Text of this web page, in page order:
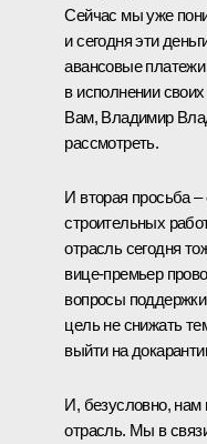
Сейчас мы уже
и сегодня эти
авансовые
в исполнении
Вам, Владимир
рассмотреть.
И вторая просьба
строительных
отрасль сегодня
вице-премьер
вопросы
цель не снижать
выйти на
И, безусловно,
отрасль. Мы в